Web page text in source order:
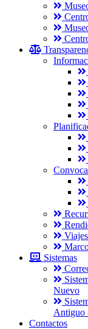
Sistemas
Nuevo
Antiguo
Contactos